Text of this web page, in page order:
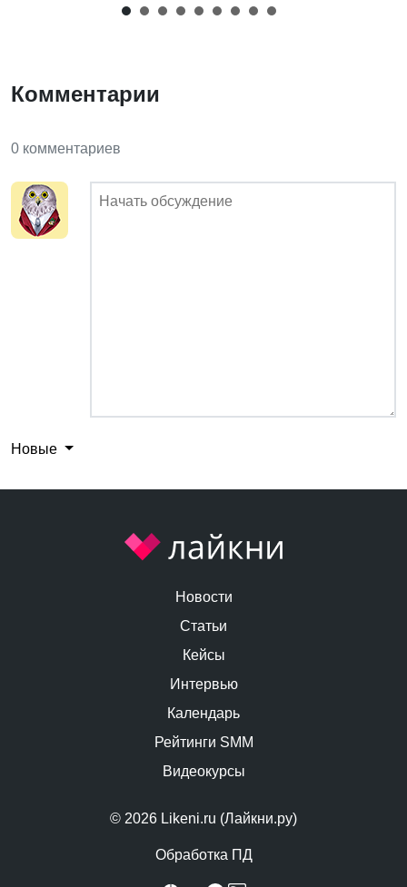
Комментарии
0 комментариев
Новые
© 2026 Likeni.ru (Лайкни.ру)
Обработка ПД
Новости
Статьи
Кейсы
Интервью
Календарь
Рейтинги SMM
Видеокурсы